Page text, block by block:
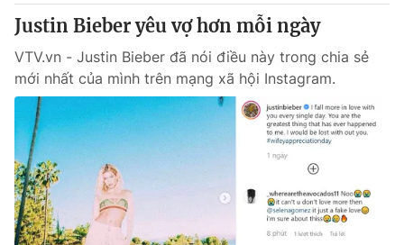
Justin Bieber yêu vợ hơn mỗi ngày
VTV.vn - Justin Bieber đã nói điều này trong chia sẻ
mới nhất của mình trên mạng xã hội Instagram.